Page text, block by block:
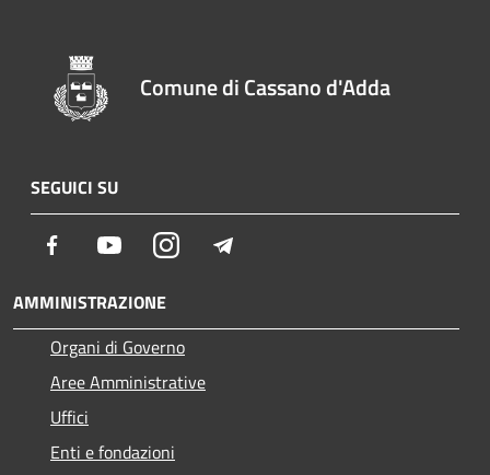
Comune di Cassano d'Adda
SEGUICI SU
Facebook YoutubeInstagram
AMMINISTRAZIONE
Organi di Governo
Aree Amministrative
Uffici
Enti e fondazioni